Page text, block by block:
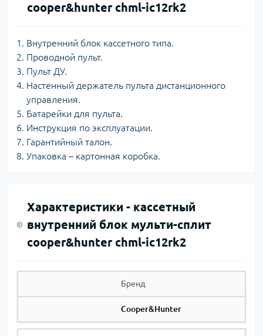
cooper&hunter chml-ic12rk2
Внутренний блок кассетного типа.
Проводной пульт.
Пульт ДУ.
Настенный держатель пульта дистанционного
управления.
Батарейки для пульта.
Инструкция по эксплуатации.
Гарантийный талон.
Упаковка – картонная коробка.
Характеристики - кассетный
внутренний блок мульти-сплит
cooper&hunter chml-ic12rk2
Бренд
Cooper&Hunter